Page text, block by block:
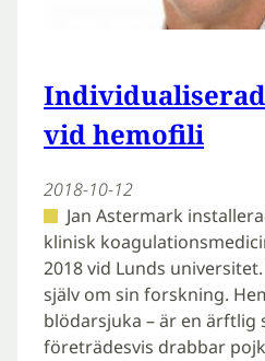
vid hemofili
2018-10-12
Jan Astermark
klinisk
2018 vid Lunds
själv om sin forskning.
blödarsjuka – är en ärftlig
företrädesvis drabbar